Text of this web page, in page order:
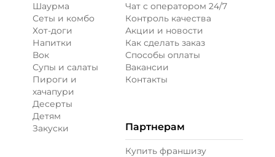
Шаурма
Сеты и комбо
Хот-доги
Напитки
Вок
Супы и салаты
Пироги и
хачапури
Десерты
Детям
Закуски
Чат с оператором 24/7
Контроль качества
Акции и новости
Как сделать заказ
Способы оплаты
Вакансии
Контакты
Партнерам
Купить франшизу